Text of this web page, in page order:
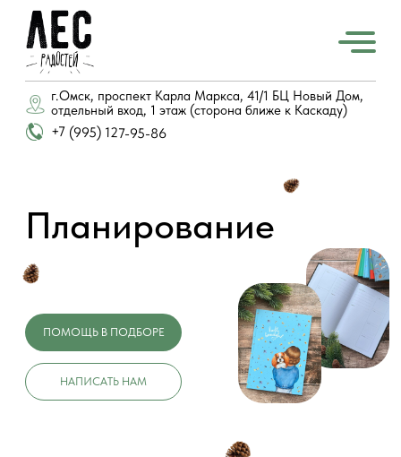
г.Омск, проспект Карла Маркса, 41/1 БЦ Новый Дом,
отдельный вход, 1 этаж (сторона ближе к Каскаду)
+7 (995) 127-95-86
ПОМОЩЬ В ПОДБОРЕ
ЕЖЕДНЕВНИКИ РАСПИСАНИЕ УРОКОВ
МАГНИТНЫЕ ПЛАНЕРЫ